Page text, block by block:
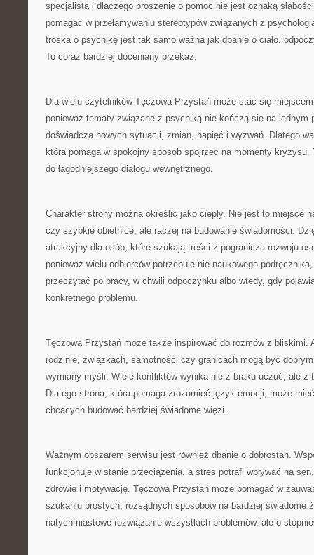
specjalistą i dlaczego proszenie o pomoc nie jest oznaką
pomagać w przełamywaniu stereotypów związanych z
troska o psychikę jest tak samo ważna jak dbanie o ciało,
To coraz bardziej doceniany przekaz.
Dla wielu czytelników Tęczowa Przystań może stać się
ponieważ tematy związane z psychiką nie kończą się na jednym
doświadcza nowych sytuacji, zmian, napięć i wyzwań. Dlatego
która pomaga w spokojny sposób spojrzeć na momenty
do łagodniejszego dialogu wewnętrznego.
Charakter strony można określić jako ciepły. Nie jest to miejsce
czy szybkie obietnice, ale raczej na budowanie świadomości.
atrakcyjny dla osób, które szukają treści z pogranicza rozwoju
ponieważ wielu odbiorców potrzebuje nie naukowego
przeczytać po pracy, w chwili odpoczynku albo wtedy, gdy
konkretnego problemu.
Tęczowa Przystań może także inspirować do rozmów z bliskimi.
rodzinie, związkach, samotności czy granicach mogą być
wymiany myśli. Wiele konfliktów wynika nie z braku uczuć, ale z
Dlatego strona, która pomaga zrozumieć język emocji, może
chcących budować bardziej świadome więzi.
Ważnym obszarem serwisu jest również dbanie o dobrostan.
funkcjonuje w stanie przeciążenia, a stres potrafi wpływać na
zdrowie i motywację. Tęczowa Przystań może pomagać w
szukaniu prostych, rozsądnych sposobów na bardziej świadome
natychmiastowe rozwiązanie wszystkich problemów, ale o